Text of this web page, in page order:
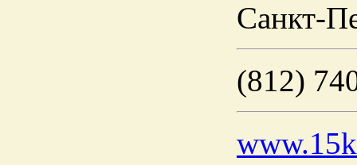
Санкт-
(812)